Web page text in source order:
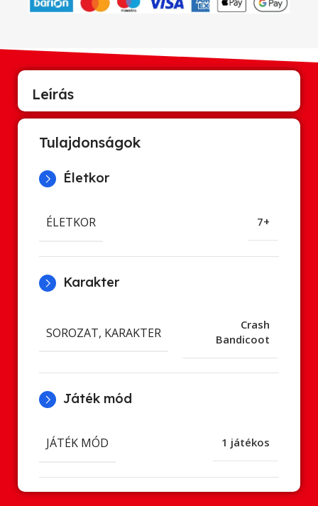
Leírás
Tulajdonságok
Életkor
ÉLETKOR 7+
Karakter
SOROZAT, KARAKTER
Crash
Bandicoot
Játék mód
JÁTÉK MÓD 1 játékos